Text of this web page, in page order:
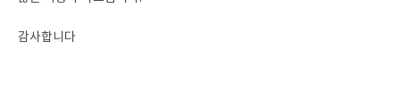
감사합니다